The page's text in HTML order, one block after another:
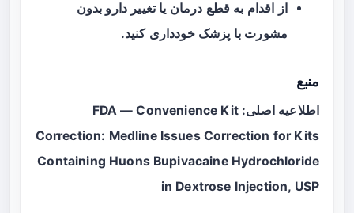
از اقدام به قطع درمان یا تغییر دارو بدون
مشورت با پزشک خودداری کنید.
منبع
اطلاعیه اصلی: FDA — Convenience Kit
Correction: Medline Issues Correction for Kits
Containing Huons Bupivacaine Hydrochloride
in Dextrose Injection, USP